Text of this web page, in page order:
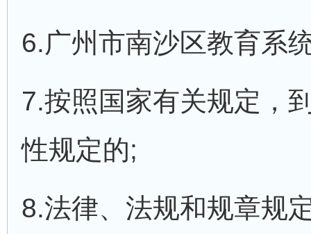
6.广州市南沙区教育系
7.按照国家有关规定，
性规定的;
8.法律、法规和规章规